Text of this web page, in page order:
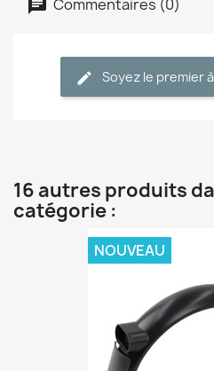
Commentaires (0)
Soyez le premier
16 autres produits
catégorie :
NOUVEAU